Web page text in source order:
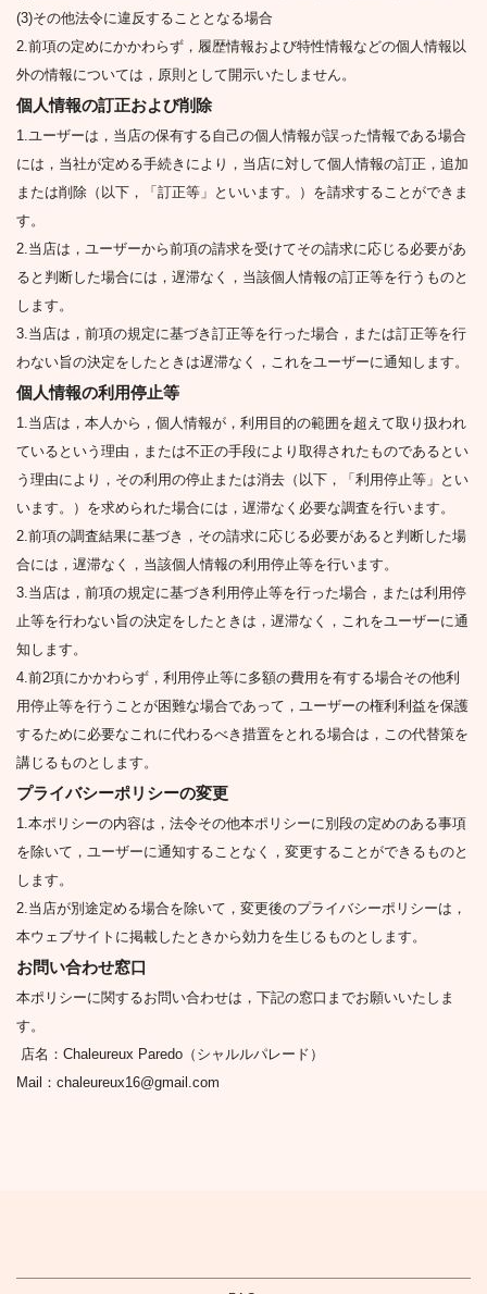
(3)その他法令に違反することとなる場合
2.前項の定めにかかわらず，履歴情報および特性情報などの個人情報以
外の情報については，原則として開示いたしません。
個人情報の訂正および削除
1.ユーザーは，当店の保有する自己の個人情報が誤った情報である場合
には，当社が定める手続きにより，当店に対して個人情報の訂正，追加
または削除（以下，「訂正等」といいます。）を請求することができま
す。
2.当店は，ユーザーから前項の請求を受けてその請求に応じる必要があ
ると判断した場合には，遅滞なく，当該個人情報の訂正等を行うものと
します。
3.当店は，前項の規定に基づき訂正等を行った場合，または訂正等を行
わない旨の決定をしたときは遅滞なく，これをユーザーに通知します。
個人情報の利用停止等
1.当店は，本人から，個人情報が，利用目的の範囲を超えて取り扱われ
ているという理由，または不正の手段により取得されたものであるとい
う理由により，その利用の停止または消去（以下，「利用停止等」とい
います。）を求められた場合には，遅滞なく必要な調査を行います。
2.前項の調査結果に基づき，その請求に応じる必要があると判断した場
合には，遅滞なく，当該個人情報の利用停止等を行います。
3.当店は，前項の規定に基づき利用停止等を行った場合，または利用停
止等を行わない旨の決定をしたときは，遅滞なく，これをユーザーに通
知します。
4.前2項にかかわらず，利用停止等に多額の費用を有する場合その他利
用停止等を行うことが困難な場合であって，ユーザーの権利利益を保護
するために必要なこれに代わるべき措置をとれる場合は，この代替策を
講じるものとします。
プライバシーポリシーの変更
1.本ポリシーの内容は，法令その他本ポリシーに別段の定めのある事項
を除いて，ユーザーに通知することなく，変更することができるものと
します。
2.当店が別途定める場合を除いて，変更後のプライバシーポリシーは，
本ウェブサイトに掲載したときから効力を生じるものとします。
お問い合わせ窓口
本ポリシーに関するお問い合わせは，下記の窓口までお願いいたしま
す。
店名：Chaleureux Paredo（シャルルパレード）
Mail： chaleureux16@gmail.com